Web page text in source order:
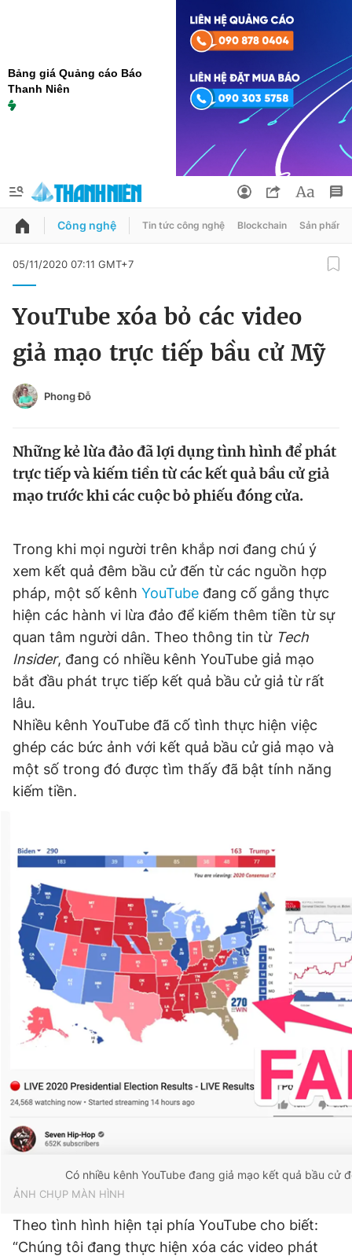
Bảng giá Quảng cáo Báo
Thanh Niên
QUẢNG CÁO ĐẶT BÁO
Chào ngày mới
Tin thị trường Tin 360
Video Magazine
Sản phẩm khác
Tiện ích Bạn cần biết
Thông tin tòa soạn Liên hệ quảng cáo
Đọc Thanh Niên trên điện thoại
Theo dõi báo trên
Hotline
0906 645 777
Liên hệ quảng cáo
0908 780 404
Đặt báo Quảng cáo RSS Tòa soạn Chính sách bảo
Tổng biên tập: Nguyễn Ngọc Toàn
Phó tổng biên tập thường trực: Hải Thành
Phó tổng biên tập: Lâm Hiếu Dũng
Phó tổng biên tập: Trần Việt Hưng
Tổng thư ký tòa soạn: Đức Trung
Giấy phép xuất bản số 110/GP - BTTTT cấp ngày 24.3.2020
© 2003-2026 Bản quyền thuộc về Báo Thanh Niên. Cấm sao
chép dưới mọi hình thức nếu không có sự chấp thuận bằng văn
Đổi mật khẩu
Tin đã lưu
Công nghệ Tin tức công nghệ Blockchain Sản phẩm
05/11/2020 07:11 GMT+7
YouTube xóa bỏ các video
giả mạo trực tiếp bầu cử Mỹ
Phong Đỗ
Những kẻ lừa đảo đã lợi dụng tình hình để phát
trực tiếp và kiếm tiền từ các kết quả bầu cử giả
mạo trước khi các cuộc bỏ phiếu đóng cửa.
Trong khi mọi người trên khắp nơi đang chú ý
xem kết quả đêm bầu cử đến từ các nguồn hợp
pháp, một số kênh YouTube đang cố gắng thực
hiện các hành vi lừa đảo để kiếm thêm tiền từ sự
quan tâm người dân. Theo thông tin từ Tech
Insider, đang có nhiều kênh YouTube giả mạo
bắt đầu phát trực tiếp kết quả bầu cử giả từ rất
lâu.
Nhiều kênh YouTube đã cố tình thực hiện việc
ghép các bức ảnh với kết quả bầu cử giả mạo và
một số trong đó được tìm thấy đã bật tính năng
kiếm tiền.
Có nhiều kênh YouTube đang giả mạo kết quả bầu cử
ẢNH CHỤP MÀN HÌNH
Theo tình hình hiện tại phía YouTube cho biết:
“Chúng tôi đang thực hiện xóa các video phát